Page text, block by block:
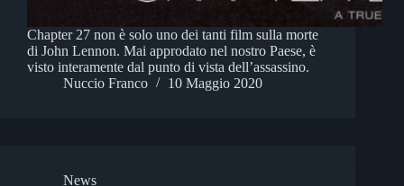
Chapter 27 non è solo uno dei tanti film sulla morte
di John Lennon. Mai approdato nel nostro Paese, è
visto interamente dal punto di vista dell’assassino.
Nuccio Franco
10 Maggio 2020
News